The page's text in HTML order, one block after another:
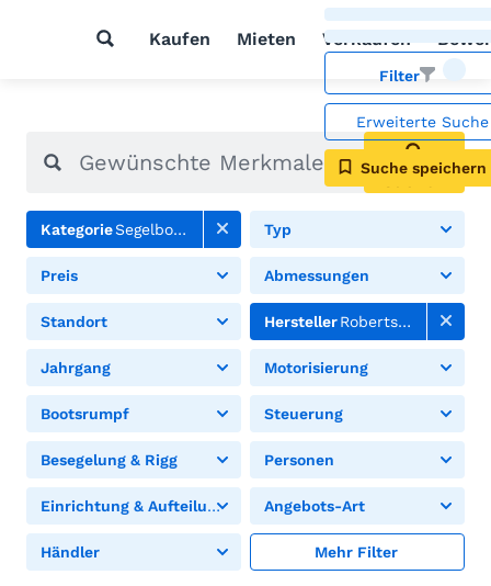
Kaufen Mieten Verkaufen
Filter
Erweiterte Suche
Suche speichern
Suchen
KategorieSegelboote Typ
Preis Abmessungen
Standort HerstellerRobertson&Caine
Jahrgang Motorisierung
Bootsrumpf Steuerung
Besegelung & Rigg Personen
Einrichtung & Aufteilung Angebots-Art
Händler Mehr Filter